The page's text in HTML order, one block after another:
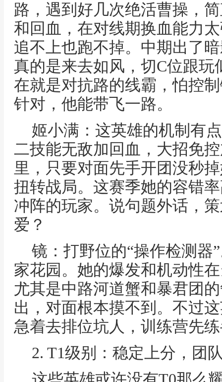
路，遇到好几次绝活曹操，
和回血，在对线期换血能力
追不上也跑不掉。中期出了
真的是来去如风，切C位跟
在就是对抗路的线霸，怕控
针对，他能带飞一路。
姬小满：这英雄的机制有
二技能无敌加回血，大招免
里，只要对面先手开团没秒
扭转战局。这赛季她的容错
冲阵的玩家。说句题外话，
爱？
镜：打野位的“操作检测器
家花园。她的爆发和机动性
尤其是中路河道蟹和暴君团
出，对面根本摸不到。不过
急着去排位坑人，训练营先
2. T1级别：稳定上分，团